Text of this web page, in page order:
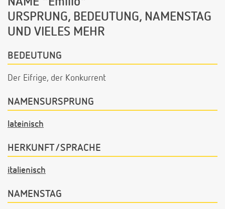
URSPRUNG, BEDEUTUNG, NAMENSTAG
UND VIELES MEHR
BEDEUTUNG
Der Eifrige, der Konkurrent
NAMENSURSPRUNG
lateinisch
HERKUNFT/SPRACHE
italienisch
NAMENSTAG